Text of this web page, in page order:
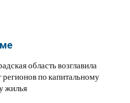
область возглавила
регионов по капитальному
жилья